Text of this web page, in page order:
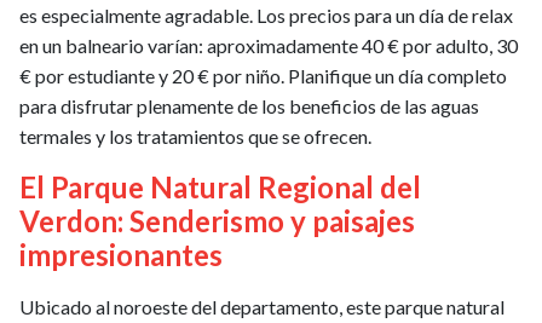
es especialmente agradable. Los precios para un día de relax
en un balneario varían: aproximadamente 40 € por adulto, 30
€ por estudiante y 20 € por niño. Planifique un día completo
para disfrutar plenamente de los beneficios de las aguas
termales y los tratamientos que se ofrecen.
El Parque Natural Regional del
Verdon: Senderismo y paisajes
impresionantes
Ubicado al noroeste del departamento, este parque natural